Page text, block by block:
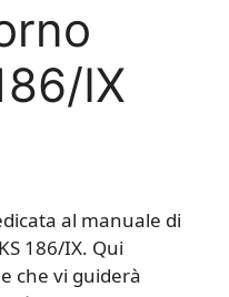
IX
al manuale di
186/IX. Qui
che vi guiderà